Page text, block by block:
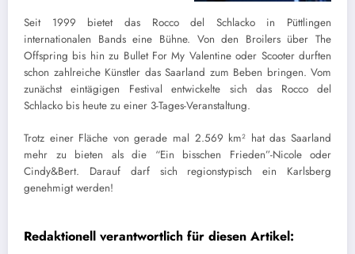
Seit 1999 bietet das Rocco del Schlacko in Püttlingen
internationalen Bands eine Bühne. Von den Broilers über The
Offspring bis hin zu Bullet For My Valentine oder Scooter durften
schon zahlreiche Künstler das Saarland zum Beben bringen. Vom
zunächst eintägigen Festival entwickelte sich das Rocco del
Schlacko bis heute zu einer 3-Tages-Veranstaltung.
Trotz einer Fläche von gerade mal 2.569 km² hat das Saarland
mehr zu bieten als die “Ein bisschen Frieden”-Nicole oder
Cindy&Bert. Darauf darf sich regionstypisch ein Karlsberg
genehmigt werden!
Redaktionell verantwortlich für diesen Artikel: